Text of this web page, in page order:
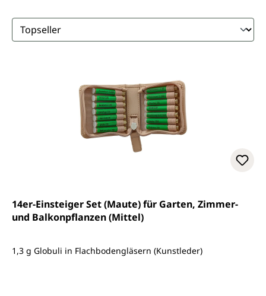
14er-Einsteiger Set (Maute) für Garten, Zimmer-
und Balkonpflanzen (Mittel)
1,3 g Globuli in Flachbodengläsern (Kunstleder)